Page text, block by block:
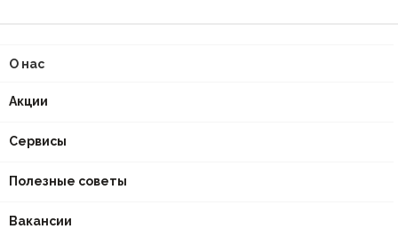
О нас
Акции
Сервисы
Полезные советы
Вакансии